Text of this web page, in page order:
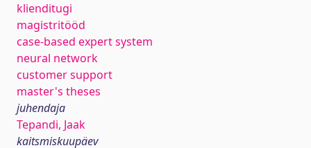
klienditugi
magistritööd
case-based expert system
neural network
customer support
master's theses
juhendaja
Tepandi, Jaak
kaitsmiskuupäev